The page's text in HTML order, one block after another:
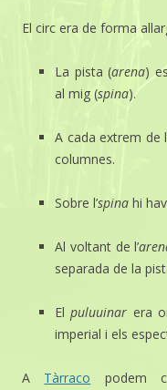
El circ era de forma
La pista (arena)
al mig (spina).
A cada extrem de
columnes.
Sobre l’spina hi
Al voltant de l’
separada de la
Elpuluuinar era
imperial i els
A Tàrraco podem